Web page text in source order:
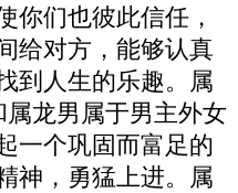
你们也彼此信任，
给对方，能够认真
到人生的乐趣。属
龙男属于男主外女
一个巩固而富足的
神，勇猛上进。属